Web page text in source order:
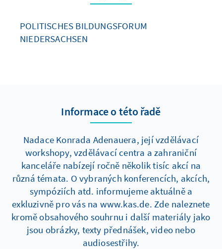
POLITISCHES BILDUNGSFORUM
NIEDERSACHSEN
Informace o této řadě
Nadace Konrada Adenauera, její vzdělávací
workshopy, vzdělávací centra a zahraniční
kanceláře nabízejí ročně několik tisíc akcí na
různá témata. O vybraných konferencích, akcích,
sympóziích atd. informujeme aktuálně a
exkluzivně pro vás na www.kas.de. Zde naleznete
kromě obsahového souhrnu i další materiály jako
jsou obrázky, texty přednášek, video nebo
audiosestřihy.